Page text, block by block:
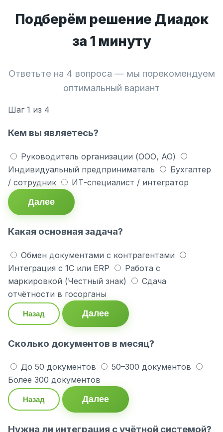
Подберём решение Диадок
за 1 минуту
Ответьте на 4 вопроса — мы порекомендуем
оптимальный вариант
Шаг 1 из 4
Кем вы являетесь?
Руководитель организации (ООО, АО)
Индивидуальный предприниматель
Бухгалтер
/ сотрудник
ИТ-специалист / интегратор
Далее
Какая основная задача?
Обмен документами с контрагентами
Интеграция с 1С или ERP
Работа с
маркировкой (Честный знак)
Сдача
отчётности в госорганы
Назад Далее
Сколько документов в месяц?
До 50 документов
50–300 документов
Более 300 документов
Назад Далее
Нужна ли интеграция с учётной системой?